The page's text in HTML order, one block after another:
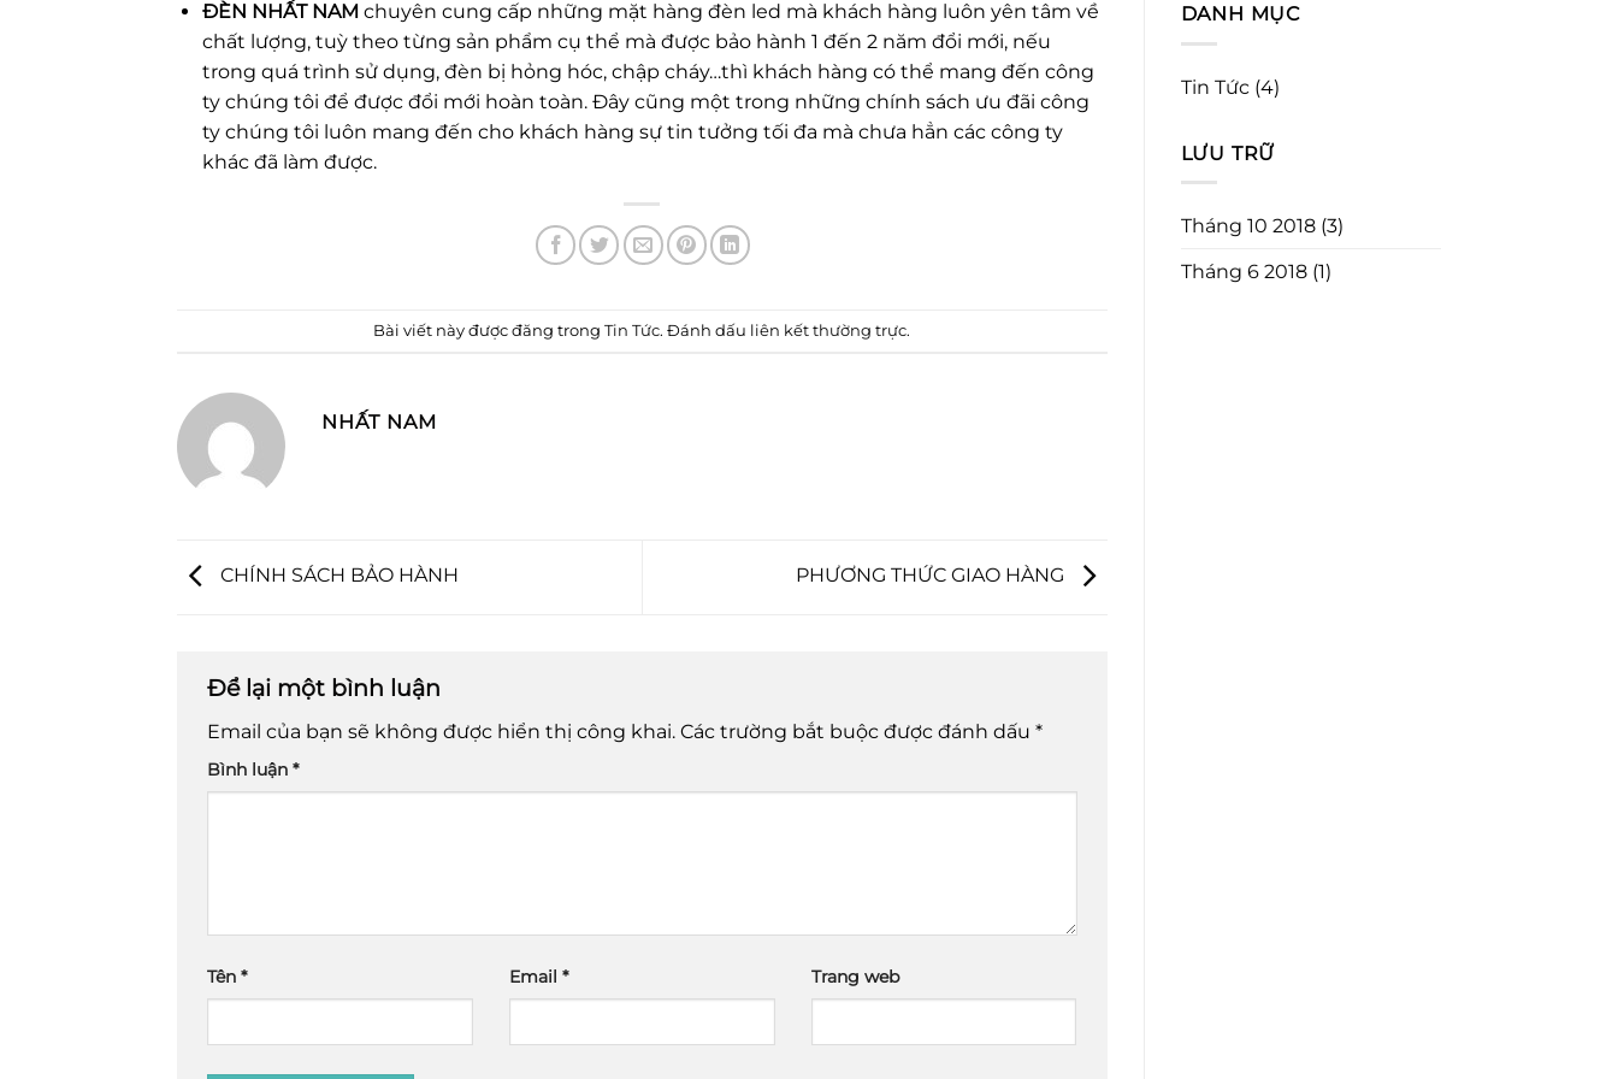
ĐÈN NHẤT NAM chuyên cung cấp những mặt hàng đèn led mà khách hàng luôn yên tâm về
chất lượng, tuỳ theo từng sản phẩm cụ thể mà được bảo hành 1 đến 2 năm đổi mới, nếu
trong quá trình sử dụng, đèn bị hỏng hóc, chập cháy…thì khách hàng có thể mang đến công
ty chúng tôi để được đổi mới hoàn toàn. Đây cũng một trong những chính sách ưu đãi công
ty chúng tôi luôn mang đến cho khách hàng sự tin tưởng tối đa mà chưa hẳn các công ty
khác đã làm được.
Bài viết này được đăng trongTin Tức. Đánh dấu liên kết thường trực.
NHẤT NAM
CHÍNH SÁCH BẢO HÀNH PHƯƠNG THỨC GIAO HÀNG
Để lại một bình luận
Email của bạn sẽ không được hiển thị công khai. Các trường bắt buộc được đánh dấu *
Bình luận *
Tên * Email * Trang web
DANH MỤC
Tin Tức(4)
LƯU TRỮ
Tháng 10 2018(3)
Tháng 6 2018(1)